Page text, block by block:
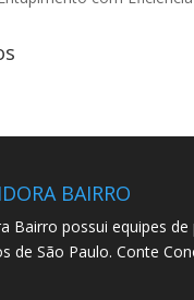
BAIRRO
Bairro possui equipes
de São Paulo. Conte